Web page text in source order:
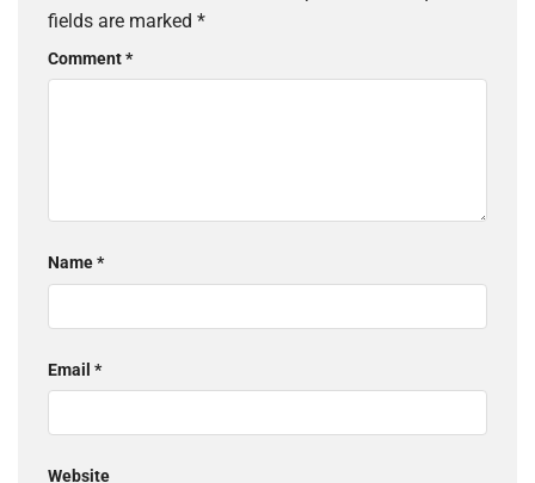
fields are marked *
Comment*
Name*
Email *
Website